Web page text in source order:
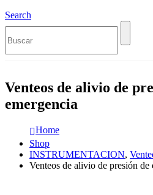
Search
Venteos de alivio de
emergencia
Home
Shop
INSTRUMENTACION,
Venteos de alivio de presión de